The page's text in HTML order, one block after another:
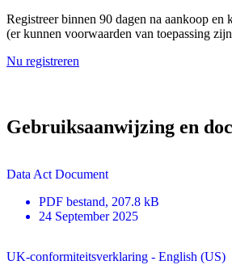
Registreer binnen 90 dagen na aankoop en
(er kunnen voorwaarden van toepassing
Nu registreren
Gebruiksaanwijzing en
Data Act Document
PDF bestand, 207.8 kB
24 September 2025
UK-conformiteitsverklaring - English (US)